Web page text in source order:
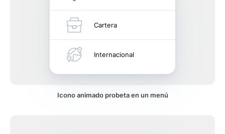
Cartera
Internacional
Icono animado probeta en un menú